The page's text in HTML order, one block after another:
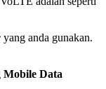
yang anda gunakan.
Mobile Data